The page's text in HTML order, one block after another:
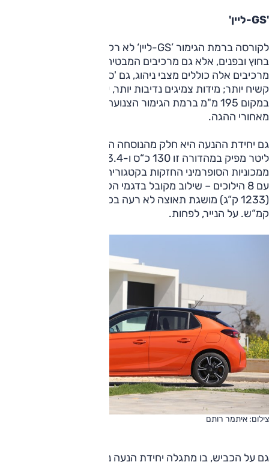
'GS-ליין'
לקורסה ברמת הגימור ’GS-ליין‘ לא רק פריטי עיצוב מלבבים
בחוץ ובפנים, אלא גם מרכיבים המבטיחים יותר בתחום הדינמי.
מרכיבים אלה כוללים מצבי ניהוג, גם 'ספורט'; בולמים בכיול
במקום 195 מ"מ ברמת הגימור הצנועה יותר; גם פקדי הילוכים
מאחורי ההגה.
ממכוניות הסופרמיני החזקות בקטגוריה. יחד עם תיבה אוטומטית
עם 8 הילוכים – שילוב מקובל בדגמי הקבוצה – ומשקל קל יחסית
קמ“ש. על הנייר, לפחות.
צילום: איתמר רותם
גם על הכביש, בו מתגלה יחידת הנעה נמרצת ויעילה. המנוע